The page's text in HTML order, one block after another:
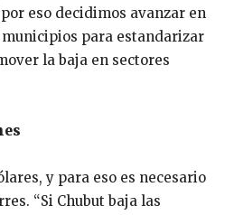
eso decidimos avanzar en
para estandarizar
la baja en sectores
y para eso es necesario
“Si Chubut baja las